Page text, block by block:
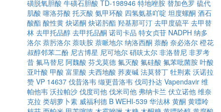
磺脱氧胆酸 牛磺石胆酸 TD-198946 特地唑胺 替加色罗 硫代
肌酸 噻洛芬酸 托灭酸 氨甲环酸 四氢氨基吖啶 坦度螺酮 酒石
酸酯 酸性黄 炔诺酮 炔诺肟酯 羟基那可汀 去甲度硫平 去甲替
林 去甲托品醇 去甲托品酮 诺司卡品 特女贞苷 NADPH 纳多
洛尔 萘肟洛尔 萘呋胺 萘哌地尔 纳洛西酮 萘酚 奈必洛尔 橙花
叔醇邻苯二酚 尼古博星 尼可地尔 硝呋太尔 非洛替尼 非罗考
昔 氟马替尼 阿魏酸 芬戈莫德 氟灭酸 氟硅酸 氟苯吡菌胺 叶酸
亚叶酸 甲酸 富里酸 夫西地酸 荞麦碱 法莫替丁 牡荆素 沃诺拉
赞 VP 14637 伐昔洛韦 缬更昔洛韦 伐司扑达 Vapendavir 维
帕他韦 沃拉帕沙 伐度司他 伐米司他 弗纳卡兰 伏立诺他 维奈
克拉 类胡萝卜素 威福利德 B WEHI-539 华法林 黄酮 黄嘌呤